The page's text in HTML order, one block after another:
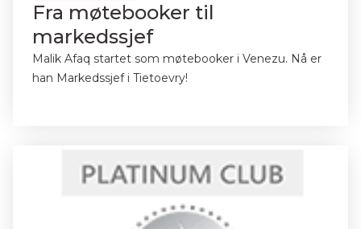
Fra møtebooker til
markedssjef
Malik Afaq startet som møtebooker i Venezu. Nå er
han Markedssjef i Tietoevry!